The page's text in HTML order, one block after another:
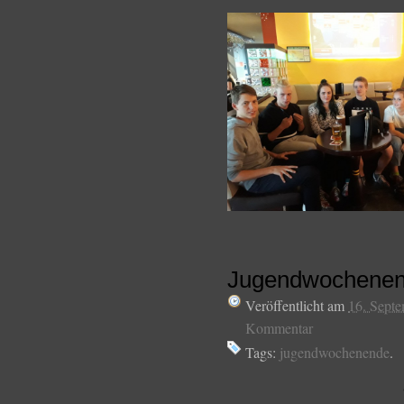
Veröffentlicht am 16.
Kommentar
Tags: jugendwochenende.